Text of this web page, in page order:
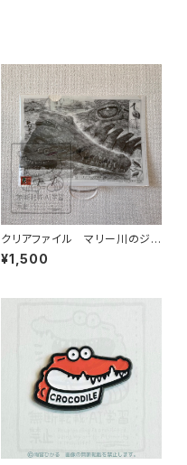
クリアファイル マリー川のジョ
ンストンワニ
¥1,500